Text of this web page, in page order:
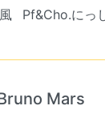
Pf&Cho.にっ
Mars